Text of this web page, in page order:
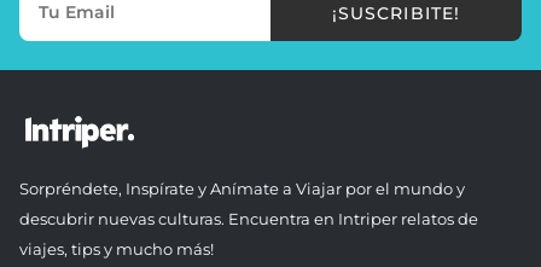
¡SUSCRIBITE!
Sorpréndete, Inspírate y Anímate a Viajar por el mundo y
descubrir nuevas culturas. Encuentra en Intriper relatos de
viajes, tips y mucho más!